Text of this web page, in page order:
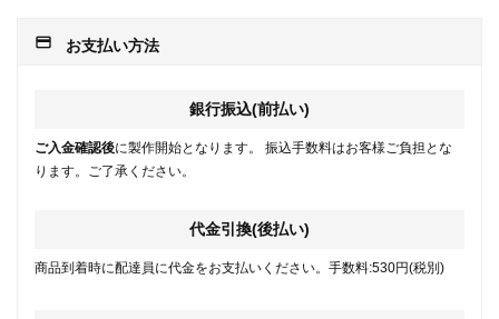
payment お支払い方法
銀行振込(前払い)
ご入金確認後に製作開始となります。 振込手数料はお客様ご負担とな
ります。ご了承ください。
代金引換(後払い)
商品到着時に配達員に代金をお支払いください。手数料:530円(税別)